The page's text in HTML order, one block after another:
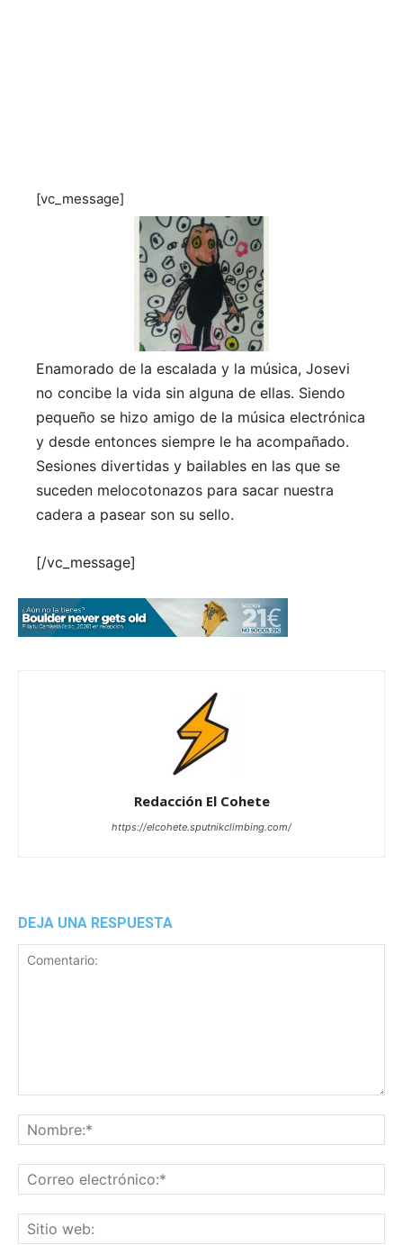
[vc_message]
Enamorado de la escalada y la música, Josevi
no concibe la vida sin alguna de ellas. Siendo
pequeño se hizo amigo de la música electrónica
y desde entonces siempre le ha acompañado.
Sesiones divertidas y bailables en las que se
suceden melocotonazos para sacar nuestra
cadera a pasear son su sello.
[/vc_message]
Redacción El Cohete
https://elcohete.sputnikclimbing.com/
DEJA UNA RESPUESTA